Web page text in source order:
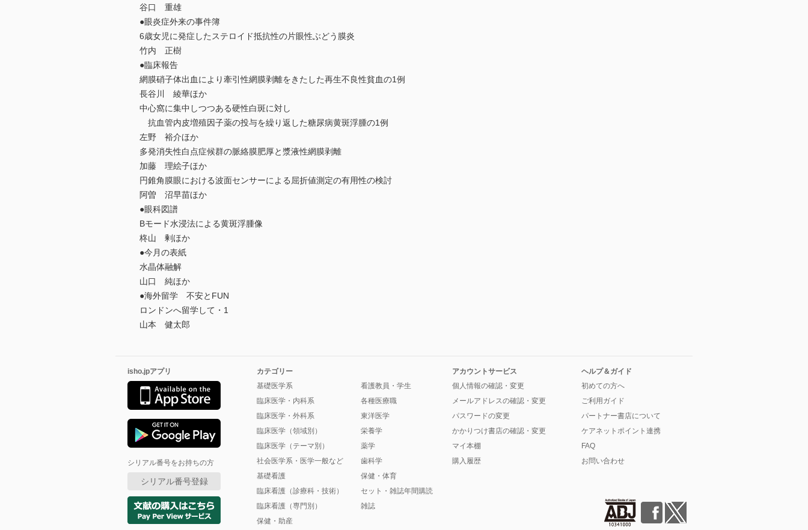
谷口 重雄
●眼炎症外来の事件簿
6歳女児に発症したステロイド抵抗性の片眼性ぶどう膜炎
竹内 正樹
●臨床報告
網膜硝子体出血により牽引性網膜剥離をきたした再生不良性貧血の1例
長谷川 綾華ほか
中心窩に集中しつつある硬性白斑に対し
抗血管内皮増殖因子薬の投与を繰り返した糖尿病黄斑浮腫の1例
左野 裕介ほか
多発消失性白点症候群の脈絡膜肥厚と漿液性網膜剥離
加藤 理絵子ほか
円錐角膜眼における波面センサーによる屈折値測定の有用性の検討
阿曽 沼早苗ほか
●眼科図譜
Bモード水浸法による黄斑浮腫像
柊山 剰ほか
●今月の表紙
水晶体融解
山口 純ほか
●海外留学 不安とFUN
ロンドンへ留学して・1
山本 健太郎
isho.jpアプリ
シリアル番号をお持ちの方
シリアル番号登録
カテゴリー
基礎医学系
臨床医学・内科系
臨床医学・外科系
臨床医学（領域別）
臨床医学（テーマ別）
社会医学系・医学一般など
基礎看護
臨床看護（診療科・技術）
臨床看護（専門別）
保健・助産
看護教員・学生
各種医療職
東洋医学
栄養学
薬学
歯科学
保健・体育
セット・雑誌年間購読
雑誌
アカウントサービス
個人情報の確認・変更
メールアドレスの確認・変更
パスワードの変更
かかりつけ書店の確認・変更
マイ本棚
購入履歴
ヘルプ＆ガイド
初めての方へ
ご利用ガイド
パートナー書店について
ケアネットポイント連携
FAQ
お問い合わせ